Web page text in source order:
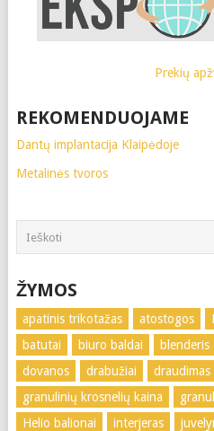
Prekių
REKOMENDUOJAME
Dantų implantacija Klaipėdoje
Metalinės tvoros
ŽYMOS
apatinis trikotažas atostogos
batutai
biuro baldai blenderis
dovanos
drabužiai
granulinių krosnelių kaina
Helio balionai
interjeras